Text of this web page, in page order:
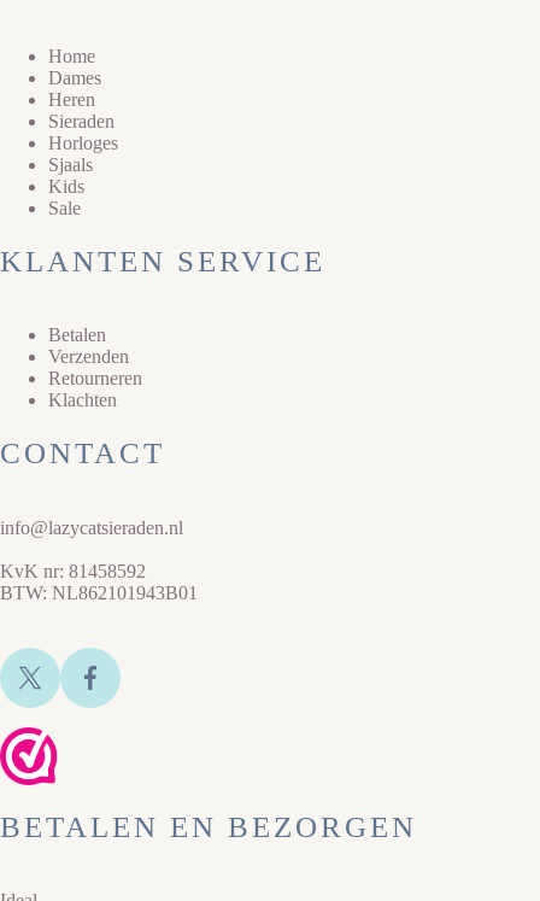
Home
Dames
Heren
Sieraden
Horloges
Sjaals
Kids
Sale
KLANTEN SERVICE
Betalen
Verzenden
Retourneren
Klachten
CONTACT
info@lazycatsieraden.nl
KvK nr: 81458592
BTW: NL862101943B01
BETALEN EN BEZORGEN